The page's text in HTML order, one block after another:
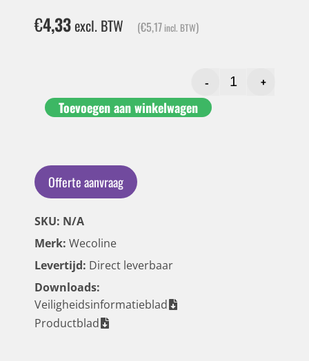
€4,33excl. BTW (€5,17 incl. BTW)
-
+
Toevoegen aan winkelwagen
Offerte aanvraag
SKU: N/A
Merk: Wecoline
Levertijd: Direct leverbaar
Downloads:
Veiligheidsinformatieblad
Productblad